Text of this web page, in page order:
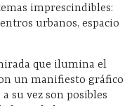
imprescindibles:
urbanos, espacio
que ilumina el
un manifiesto gráfico
su vez son posibles